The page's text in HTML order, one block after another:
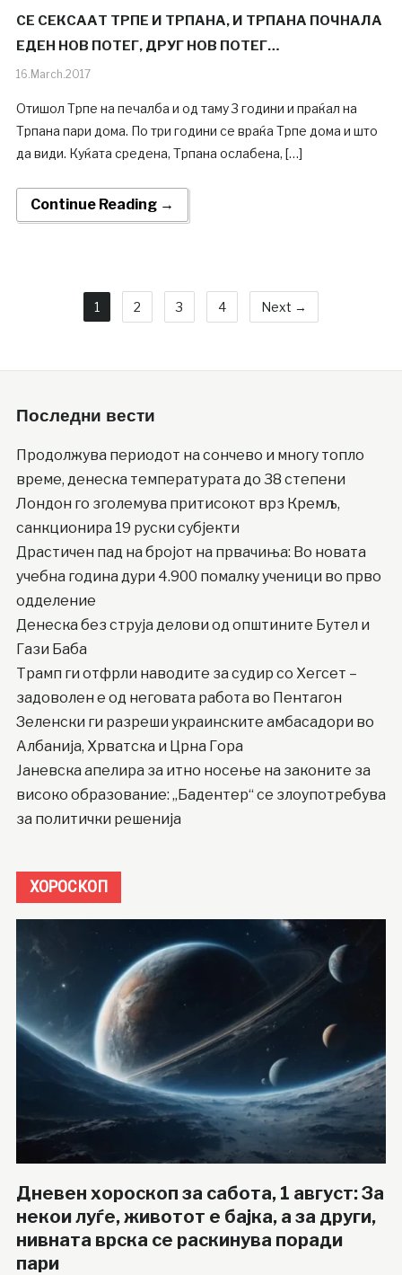
СЕ СЕКСААТ ТРПЕ И ТРПАНА, И ТРПАНА ПОЧНАЛА
ЕДЕН НОВ ПОТЕГ, ДРУГ НОВ ПОТЕГ…
16.March.2017
Отишол Трпе на печалба и од таму 3 години и праќал на
Трпана пари дома. По три години се враќа Трпе дома и што
да види. Куќата средена, Трпана ослабена, […]
Continue Reading →
1 2 3 4 Next →
Последни вести
Продолжува периодот на сончево и многу топло
време, денеска температурата до 38 степени
Лондон го зголемува притисокот врз Кремљ,
санкционира 19 руски субјекти
Драстичен пад на бројот на првачиња: Во новата
учебна година дури 4.900 помалку ученици во прво
одделение
Денеска без струја делови од општините Бутел и
Гази Баба
Трамп ги отфрли наводите за судир со Хегсет –
задоволен е од неговата работа во Пентагон
Зеленски ги разреши украинските амбасадори во
Албанија, Хрватска и Црна Гора
Јаневска апелира за итно носење на законите за
високо образование: „Бадентер“ се злоупотребува
за политички решенија
ХОРОСКОП
Дневен хороскоп за сабота, 1 август: За
некои луѓе, животот е бајка, а за други,
нивната врска се раскинува поради
пари